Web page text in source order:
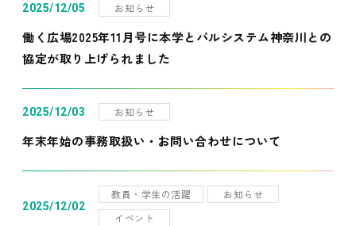
2025/12/05 お知らせ
働く広場2025年11月号に本学とパルシステム神奈川との
協定が取り上げられました
2025/12/03 お知らせ
年末年始の事務取扱い・お問い合わせについて
2025/12/02
教員・学生の活躍
お知らせ
イベント